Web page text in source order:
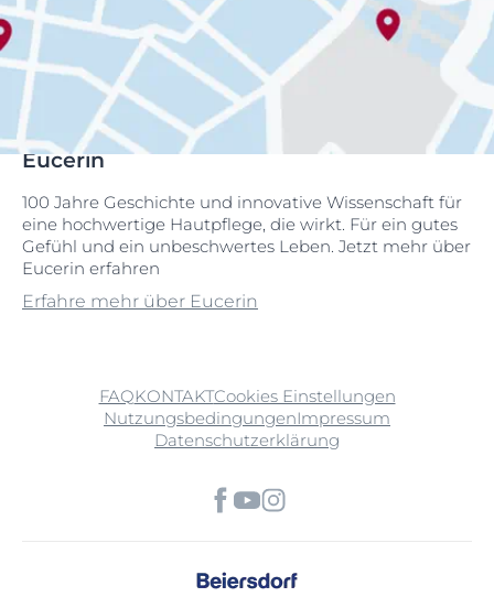
Eucerin
100 Jahre Geschichte und innovative Wissenschaft für
eine hochwertige Hautpflege, die wirkt. Für ein gutes
Gefühl und ein unbeschwertes Leben. Jetzt mehr über
Eucerin erfahren
Erfahre mehr über Eucerin
FAQKONTAKTCookies Einstellungen
NutzungsbedingungenImpressum
Datenschutzerklärung